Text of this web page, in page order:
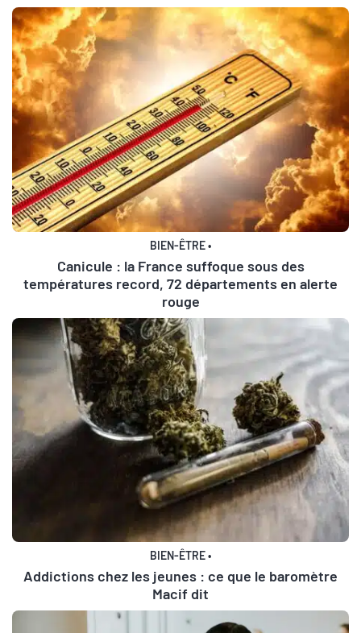
BIEN-ÊTRE•
Canicule : la France suffoque sous des
températures record, 72 départements en alerte
rouge
BIEN-ÊTRE•
Addictions chez les jeunes : ce que le baromètre
Macif dit